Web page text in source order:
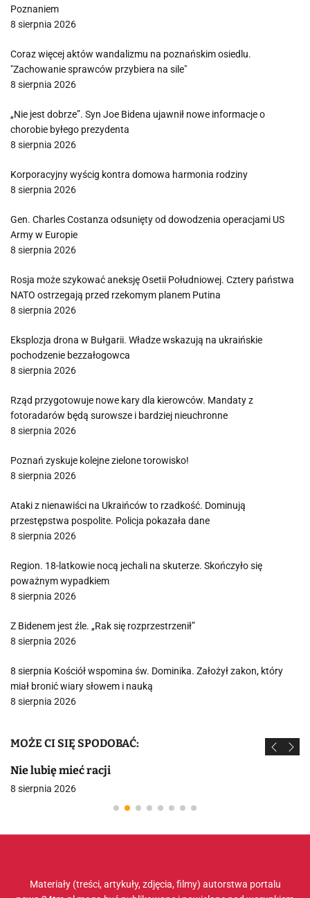
Poznaniem
8 sierpnia 2026
Coraz więcej aktów wandalizmu na poznańskim osiedlu.
"Zachowanie sprawców przybiera na sile"
8 sierpnia 2026
„Nie jest dobrze”. Syn Joe Bidena ujawnił nowe informacje o
chorobie byłego prezydenta
8 sierpnia 2026
Korporacyjny wyścig kontra domowa harmonia rodziny
8 sierpnia 2026
Gen. Charles Costanza odsunięty od dowodzenia operacjami US
Army w Europie
8 sierpnia 2026
Rosja może szykować aneksję Osetii Południowej. Cztery państwa
NATO ostrzegają przed rzekomym planem Putina
8 sierpnia 2026
Eksplozja drona w Bułgarii. Władze wskazują na ukraińskie
pochodzenie bezzałogowca
8 sierpnia 2026
Rząd przygotowuje nowe kary dla kierowców. Mandaty z
fotoradarów będą surowsze i bardziej nieuchronne
8 sierpnia 2026
Poznań zyskuje kolejne zielone torowisko!
8 sierpnia 2026
Ataki z nienawiści na Ukraińców to rzadkość. Dominują
przestępstwa pospolite. Policja pokazała dane
8 sierpnia 2026
Region. 18-latkowie nocą jechali na skuterze. Skończyło się
poważnym wypadkiem
8 sierpnia 2026
Z Bidenem jest źle. „Rak się rozprzestrzenił”
8 sierpnia 2026
8 sierpnia Kościół wspomina św. Dominika. Założył zakon, który
miał bronić wiary słowem i nauką
8 sierpnia 2026
MOŻE CI SIĘ SPODOBAĆ:
Nie lubię mieć racji
8 sierpnia 2026
Materiały (treści, artykuły, zdjęcia, filmy) autorstwa portalu